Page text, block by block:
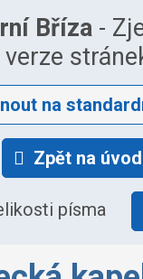
Bříza -
verze
na
Zpět na úvod
písma